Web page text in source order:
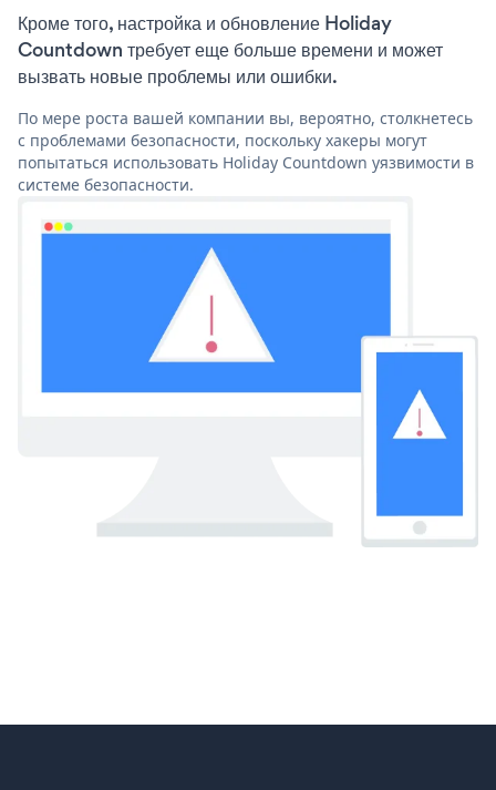
Кроме того, настройка и обновление Holiday
Countdown требует еще больше времени и может
вызвать новые проблемы или ошибки.
По мере роста вашей компании вы, вероятно, столкнетесь
с проблемами безопасности, поскольку хакеры могут
попытаться использовать Holiday Countdown уязвимости в
системе безопасности.